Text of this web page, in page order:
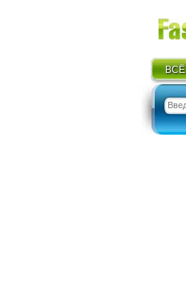
ВСЁ